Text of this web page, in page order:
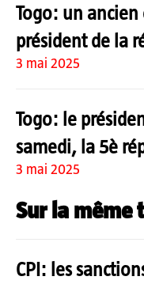
Togo: un
président de la
3 mai 2025
Togo: le
samedi, la 5è
3 mai 2025
Sur la même
CPI: les